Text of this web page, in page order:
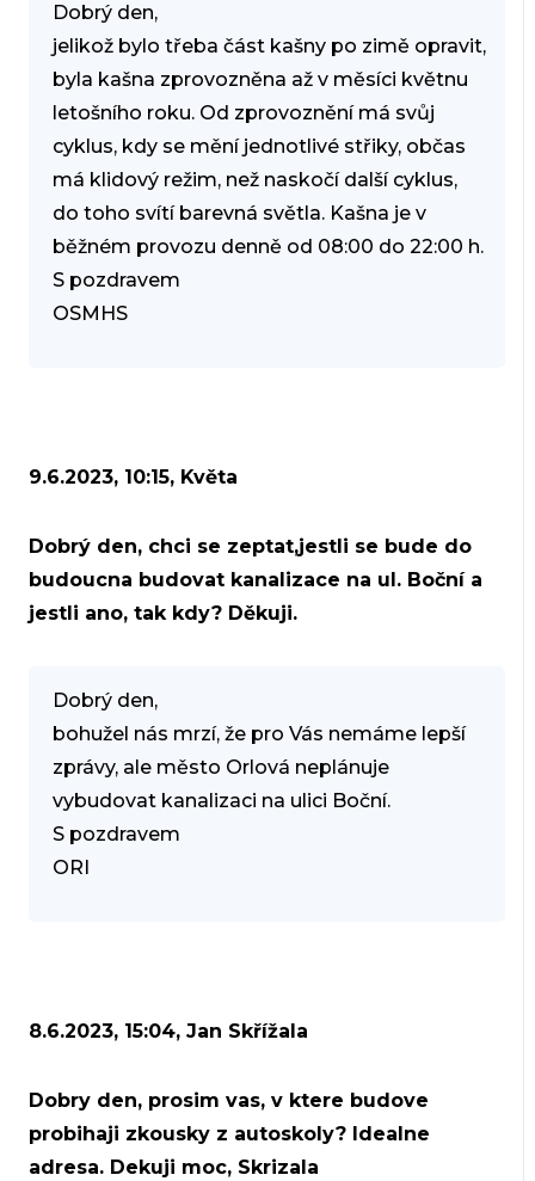
Dobrý den,
jelikož bylo třeba část kašny po zimě opravit,
byla kašna zprovozněna až v měsíci květnu
letošního roku. Od zprovoznění má svůj
cyklus, kdy se mění jednotlivé střiky, občas
má klidový režim, než naskočí další cyklus,
do toho svítí barevná světla. Kašna je v
běžném provozu denně od 08:00 do 22:00 h.
S pozdravem
OSMHS
9.6.2023, 10:15, Květa
Dobrý den, chci se zeptat,jestli se bude do
budoucna budovat kanalizace na ul. Boční a
jestli ano, tak kdy? Děkuji.
Dobrý den,
bohužel nás mrzí, že pro Vás nemáme lepší
zprávy, ale město Orlová neplánuje
vybudovat kanalizaci na ulici Boční.
S pozdravem
ORI
8.6.2023, 15:04, Jan Skřížala
Dobry den, prosim vas, v ktere budove
probihaji zkousky z autoskoly? Idealne
adresa. Dekuji moc, Skrizala